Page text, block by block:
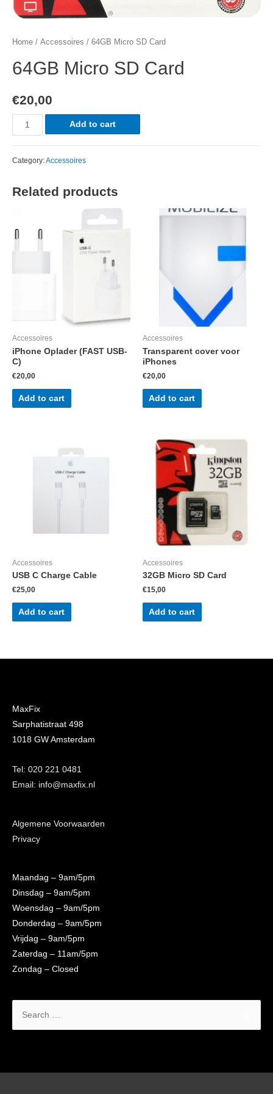
Home / Accessoires / 64GB Micro SD Card
64GB Micro SD Card
€20,00
64GB
Micro
Card
Add to cart
Category:Accessoires
Related products
Accessoires
iPhone Oplader (FAST USB-
C)
€20,00
Add to cart
Accessoires
Transparent cover voor
iPhones
€20,00
Add to cart
Accessoires
USB C Charge Cable
€25,00
Add to cart
Accessoires
32GB Micro SD Card
€15,00
Add to cart
MaxFix
Sarphatistraat 498
1018 GW Amsterdam
Tel: 020 221 0481
Email: info@maxfix.nl
Algemene Voorwaarden
Privacy
Maandag – 9am/5pm
Dinsdag – 9am/5pm
Woensdag – 9am/5pm
Donderdag – 9am/5pm
Vrijdag – 9am/5pm
Zaterdag – 11am/5pm
Zondag – Closed